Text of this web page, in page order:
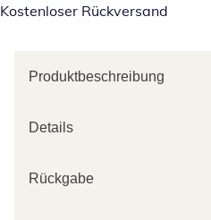
Kostenloser Rückversand
Produktbeschreibung
Details
Rückgabe